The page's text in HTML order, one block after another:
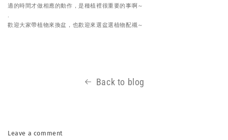
適的時間才做相應的動作，是種植裡很重要的事啊～
.
歡迎大家帶植物來換盆，也歡迎來選盆選植物配襯～
Back to blog
Leave a comment